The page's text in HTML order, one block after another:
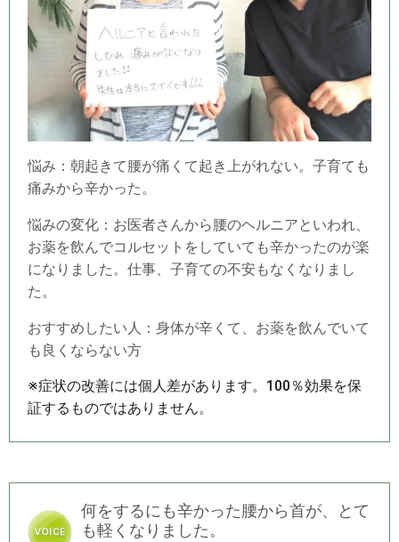
悩み：朝起きて腰が痛くて起き上がれない。子育ても
痛みから辛かった。
悩みの変化：お医者さんから腰のヘルニアといわれ、
お薬を飲んでコルセットをしていても辛かったのが楽
になりました。仕事、子育ての不安もなくなりまし
た。
おすすめしたい人：身体が辛くて、お薬を飲んでいて
も良くならない方
※症状の改善には個人差があります。100％効果を保
証するものではありません。
何をするにも辛かった腰から首が、とて
も軽くなりました。